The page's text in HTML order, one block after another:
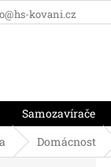
kovani.cz
Samozavírače
Domácnost